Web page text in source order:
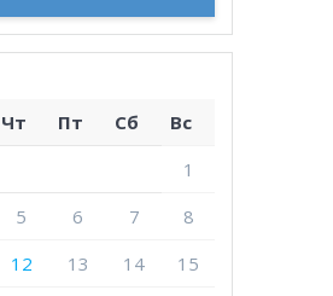
Чт Пт Сб
Вс
1
5 6 7
8
12 13 14
15